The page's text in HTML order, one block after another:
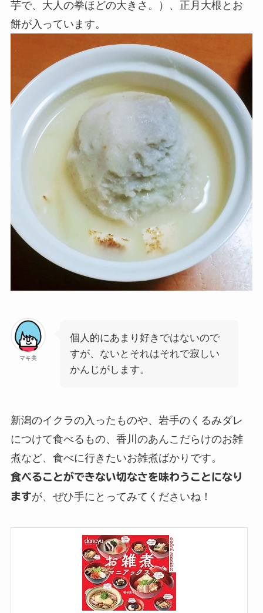
芋で、大人の拳ほどの大きさ。）、正月大根とお
餅が入っています。
マキ美
個人的にあまり好きではないので
すが、ないとそれはそれで寂しい
かんじがします。
新潟のイクラの入ったものや、 岩手のくるみダレ
につけて食べるもの、 香川のあんこだらけのお雑
煮など、食べに行きたいお雑煮ばかりです。
食べることができない切なさを味わうことになり
ますが、ぜひ手にとってみてくださいね！